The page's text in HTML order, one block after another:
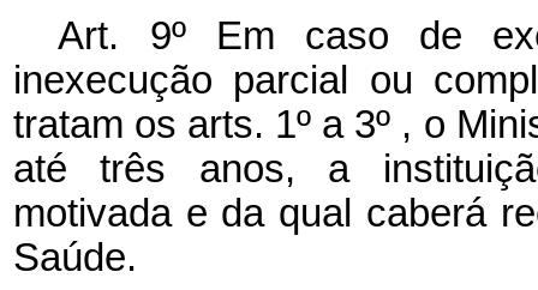
Art. 9º Em caso de
inexecução parcial ou
tratam os arts. 1º a 3º , o
até três anos, a
motivada e da qual caberá
Saúde.